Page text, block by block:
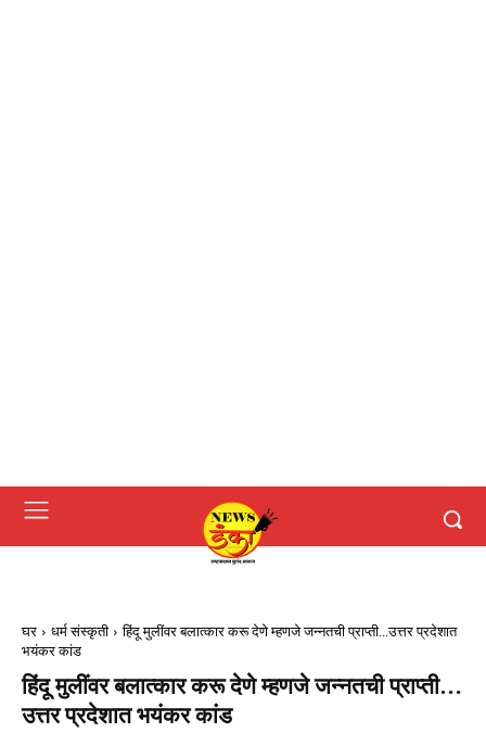
घर धर्म संस्कृती
हिंदू मुलींवर बलात्कार करू देणे म्हणजे जन्नतची प्राप्ती...उत्तर प्रदेशात
भयंकर कांड
हिंदू मुलींवर बलात्कार करू देणे म्हणजे जन्नतची प्राप्ती…
उत्तर प्रदेशात भयंकर कांड